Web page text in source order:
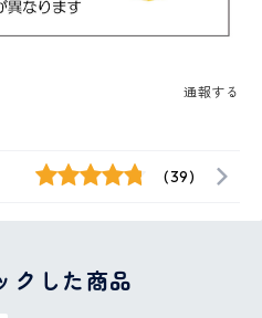
通報する
(39)
クした商品